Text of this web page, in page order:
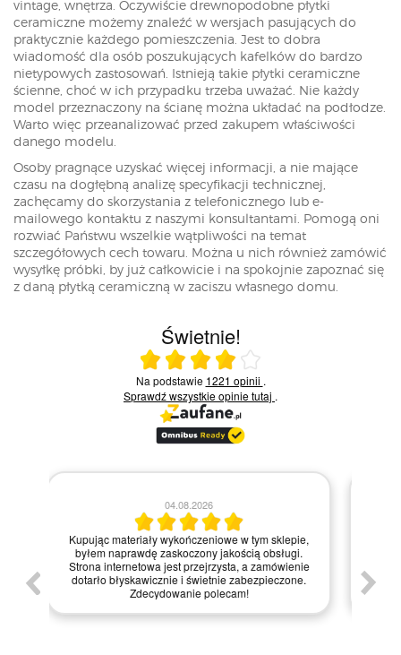
vintage, wnętrza. Oczywiście drewnopodobne płytki
ceramiczne możemy znaleźć w wersjach pasujących do
praktycznie każdego pomieszczenia. Jest to dobra
wiadomość dla osób poszukujących kafelków do bardzo
nietypowych zastosowań. Istnieją takie płytki ceramiczne
ścienne, choć w ich przypadku trzeba uważać. Nie każdy
model przeznaczony na ścianę można układać na podłodze.
Warto więc przeanalizować przed zakupem właściwości
danego modelu.
Osoby pragnące uzyskać więcej informacji, a nie mające
czasu na dogłębną analizę specyfikacji technicznej,
zachęcamy do skorzystania z telefonicznego lub e-
mailowego kontaktu z naszymi konsultantami. Pomogą oni
rozwiać Państwu wszelkie wątpliwości na temat
szczegółowych cech towaru. Można u nich również zamówić
wysyłkę próbki, by już całkowicie i na spokojnie zapoznać się
z daną płytką ceramiczną w zaciszu własnego domu.
Świetnie!
Ocena średnia 4 na 5
Na podstawie 1221 opinii .
Sprawdź wszystkie opinietutaj .
Zamówienie zrealizowane błyskawicznie, a
materiały dotarły w idealnym stanie. Strona
internetowa jest bardzo intuicyjna, co ułatwiło mi
zakupy, a dodatkowo paczka była starannie
zapakowana. Zdecydowanie polecam ten sklep
każdemu, kto szuka jakości i profesjonalnej obsługi!